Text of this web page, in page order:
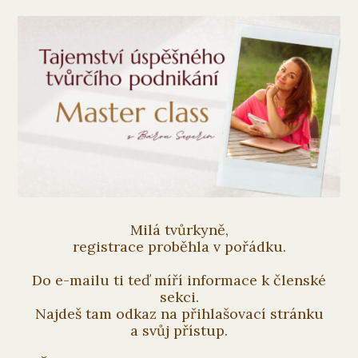
Milá tvůrkyně,
registrace proběhla v pořádku.
Do e-mailu ti teď míří informace k členské
sekci.
Najdeš tam odkaz na přihlašovací stránku
a svůj přístup.